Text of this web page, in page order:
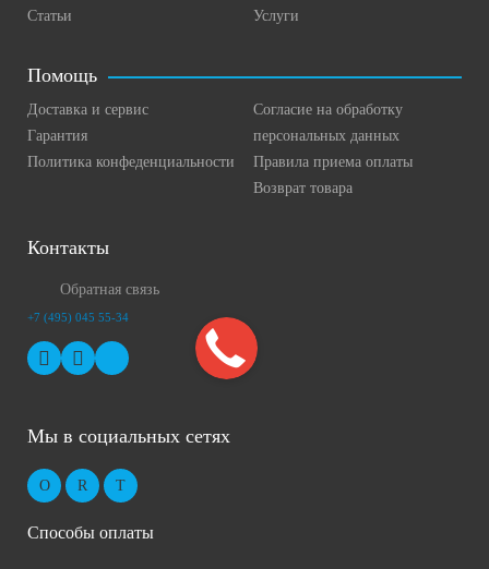
Статьи
Услуги
Помощь
Доставка и сервис
Гарантия
Политика конфеденциальности
Согласие на обработку
персональных данных
Правила приема оплаты
Возврат товара
Контакты
Обратная связь
+7 (495) 045 55-34
Мы в социальных сетях
Способы оплаты